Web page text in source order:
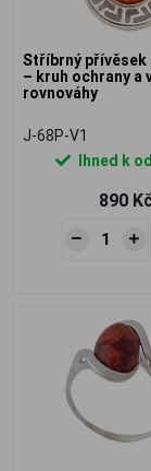
Stříbrný přívěsek
– kruh ochrany a
rovnováhy
J-68P-V1
Ihned k
890